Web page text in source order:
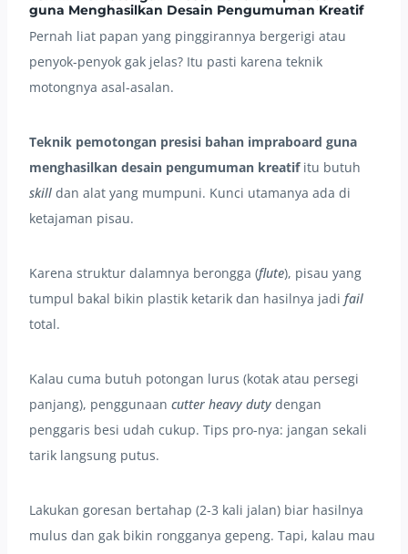
guna Menghasilkan Desain Pengumuman Kreatif
Pernah liat papan yang pinggirannya bergerigi atau
penyok-penyok gak jelas? Itu pasti karena teknik
motongnya asal-asalan.
Teknik pemotongan presisi bahan impraboard guna
menghasilkan desain pengumuman kreatifitu butuh
skill dan alat yang mumpuni. Kunci utamanya ada di
ketajaman pisau.
Karena struktur dalamnya berongga (flute), pisau yang
tumpul bakal bikin plastik ketarik dan hasilnya jadi fail
total.
Kalau cuma butuh potongan lurus (kotak atau persegi
panjang), penggunaan cutter heavy duty dengan
penggaris besi udah cukup. Tips pro-nya: jangan sekali
tarik langsung putus.
Lakukan goresan bertahap (2-3 kali jalan) biar hasilnya
mulus dan gak bikin rongganya gepeng. Tapi, kalau mau